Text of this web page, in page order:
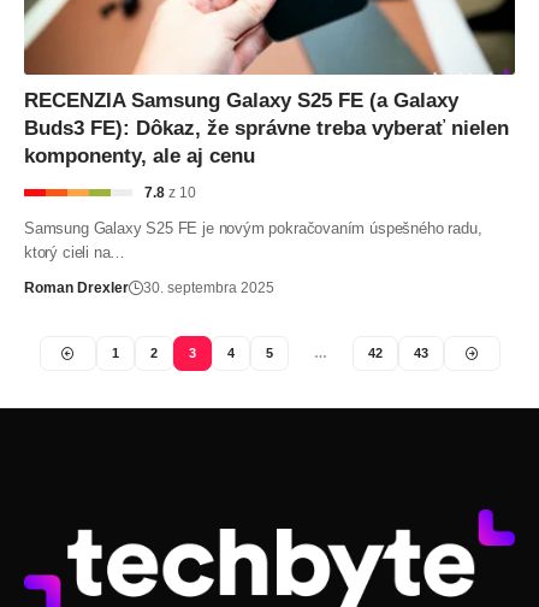
RECENZIA Samsung Galaxy S25 FE (a Galaxy
Buds3 FE): Dôkaz, že správne treba vyberať nielen
komponenty, ale aj cenu
7.8 z 10
Samsung Galaxy S25 FE je novým pokračovaním úspešného radu,
ktorý cieli na…
Roman Drexler 30. septembra 2025
1 2 3 4 5 … 42 43